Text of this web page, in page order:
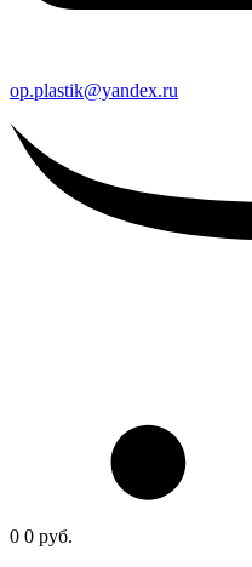
op.plastik@yandex.ru
0 0 руб.